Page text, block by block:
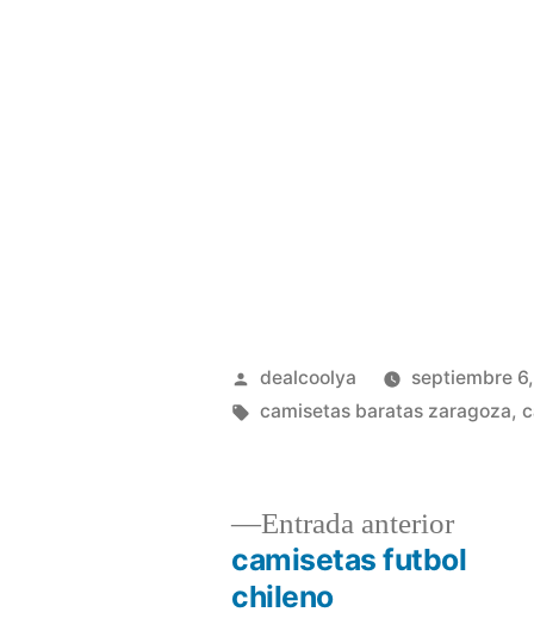
Publicado
por
dealcoolya septiembre
Etiquetas:
camisetas baratas zaragoza,
Navegación
Entrada anteriorEntrada
camisetas futbol
chileno